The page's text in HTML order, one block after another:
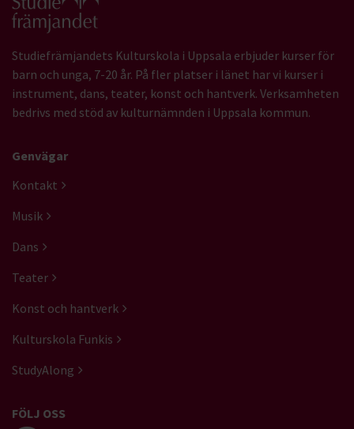
Studiefrämjandets Kulturskola i Uppsala erbjuder kurser för
barn och unga, 7-20 år. På fler platser i länet har vi kurser i
instrument, dans, teater, konst och hantverk. Verksamheten
bedrivs med stöd av kulturnämnden i Uppsala kommun.
Genvägar
Kontakt
Musik
Dans
Teater
Konst och hantverk
Kulturskola Funkis
StudyAlong
FÖLJ OSS